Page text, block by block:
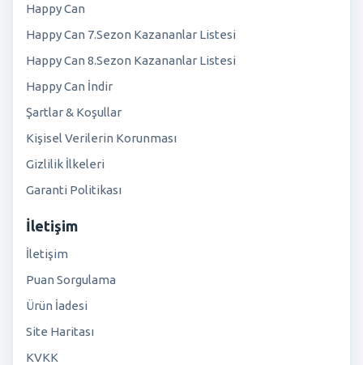
Happy Can
Happy Can 7.Sezon Kazananlar Listesi
Happy Can 8.Sezon Kazananlar Listesi
Happy Can İndir
Şartlar & Koşullar
Kişisel Verilerin Korunması
Gizlilik İlkeleri
Garanti Politikası
İletişim
İletişim
Puan Sorgulama
Ürün İadesi
Site Haritası
KVKK